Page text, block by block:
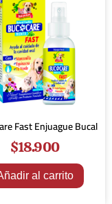
Fast Enjuague Bucal
$18.900
al carrito